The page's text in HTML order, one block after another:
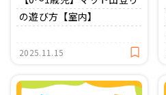
の遊び方【室内】
2025.11.15